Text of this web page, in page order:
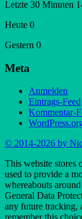
Letzte 30 Minuten
Heute 0
Gestern 0
Meta
Anmelden
Eintrags-Feed
Kommentar-
© 2014-2026 by
This website stores
used to provide a
whereabouts
General Data
any future tracking,